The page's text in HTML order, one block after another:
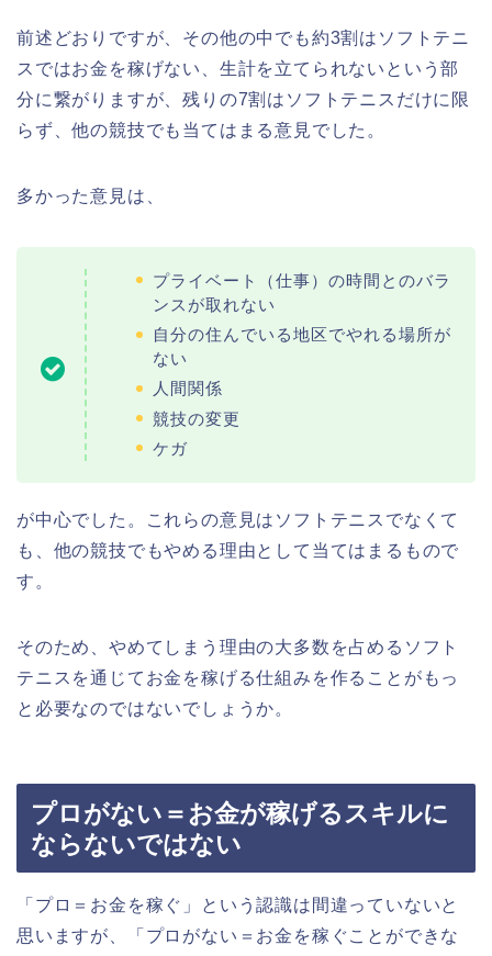
前述どおりですが、その他の中でも約3割はソフトテニ
スではお金を稼げない、生計を立てられないという部
分に繋がりますが、残りの7割はソフトテニスだけに限
らず、他の競技でも当てはまる意見でした。
多かった意見は、
プライベート（仕事）の時間とのバラ
ンスが取れない
自分の住んでいる地区でやれる場所が
ない
人間関係
競技の変更
ケガ
が中心でした。これらの意見はソフトテニスでなくて
も、他の競技でもやめる理由として当てはまるもので
す。
そのため、やめてしまう理由の大多数を占めるソフト
テニスを通じてお金を稼げる仕組みを作ることがもっ
と必要なのではないでしょうか。
プロがない＝お金が稼げるスキルに
ならないではない
「プロ＝お金を稼ぐ」という認識は間違っていないと
思いますが、「プロがない＝お金を稼ぐことができな